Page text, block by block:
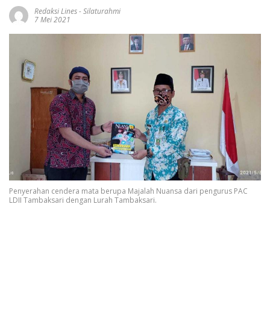
Redaksi Lines-Silaturahmi
7 Mei 2021
Penyerahan cendera mata berupa Majalah Nuansa dari pengurus PAC
LDII Tambaksari dengan Lurah Tambaksari.